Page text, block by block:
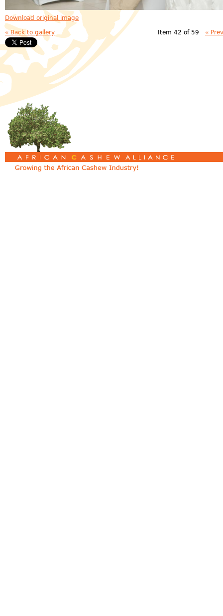
Download original image
« Back to gallery Item 42 of 59 «